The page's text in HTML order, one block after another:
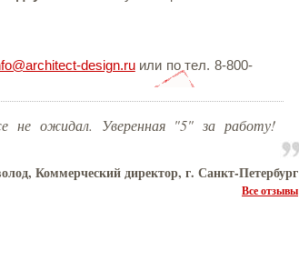
design.ruили по тел. 8-800-
не ожидал. Уверенная "5" за работу!
Коммерческий директор, г. Санкт-Петербург
Все отзывы